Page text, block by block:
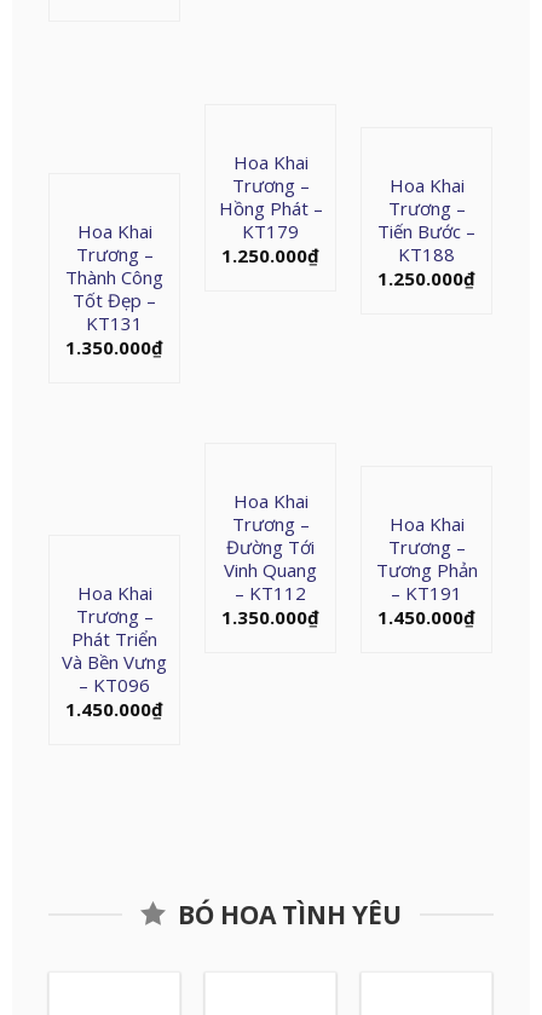
Hoa Khai
Trương –
Hồng Phát –
KT179
1.250.000₫
Hoa Khai
Trương –
Tiến Bước –
KT188
1.250.000₫
Hoa Khai
Trương –
Thành Công
Tốt Đẹp –
KT131
1.350.000₫
Hoa Khai
Trương –
Đường Tới
Vinh Quang
– KT112
1.350.000₫
Hoa Khai
Trương –
Tương Phản
– KT191
1.450.000₫
Hoa Khai
Trương –
Phát Triển
Và Bền Vưng
– KT096
1.450.000₫
BÓ HOA TÌNH YÊU